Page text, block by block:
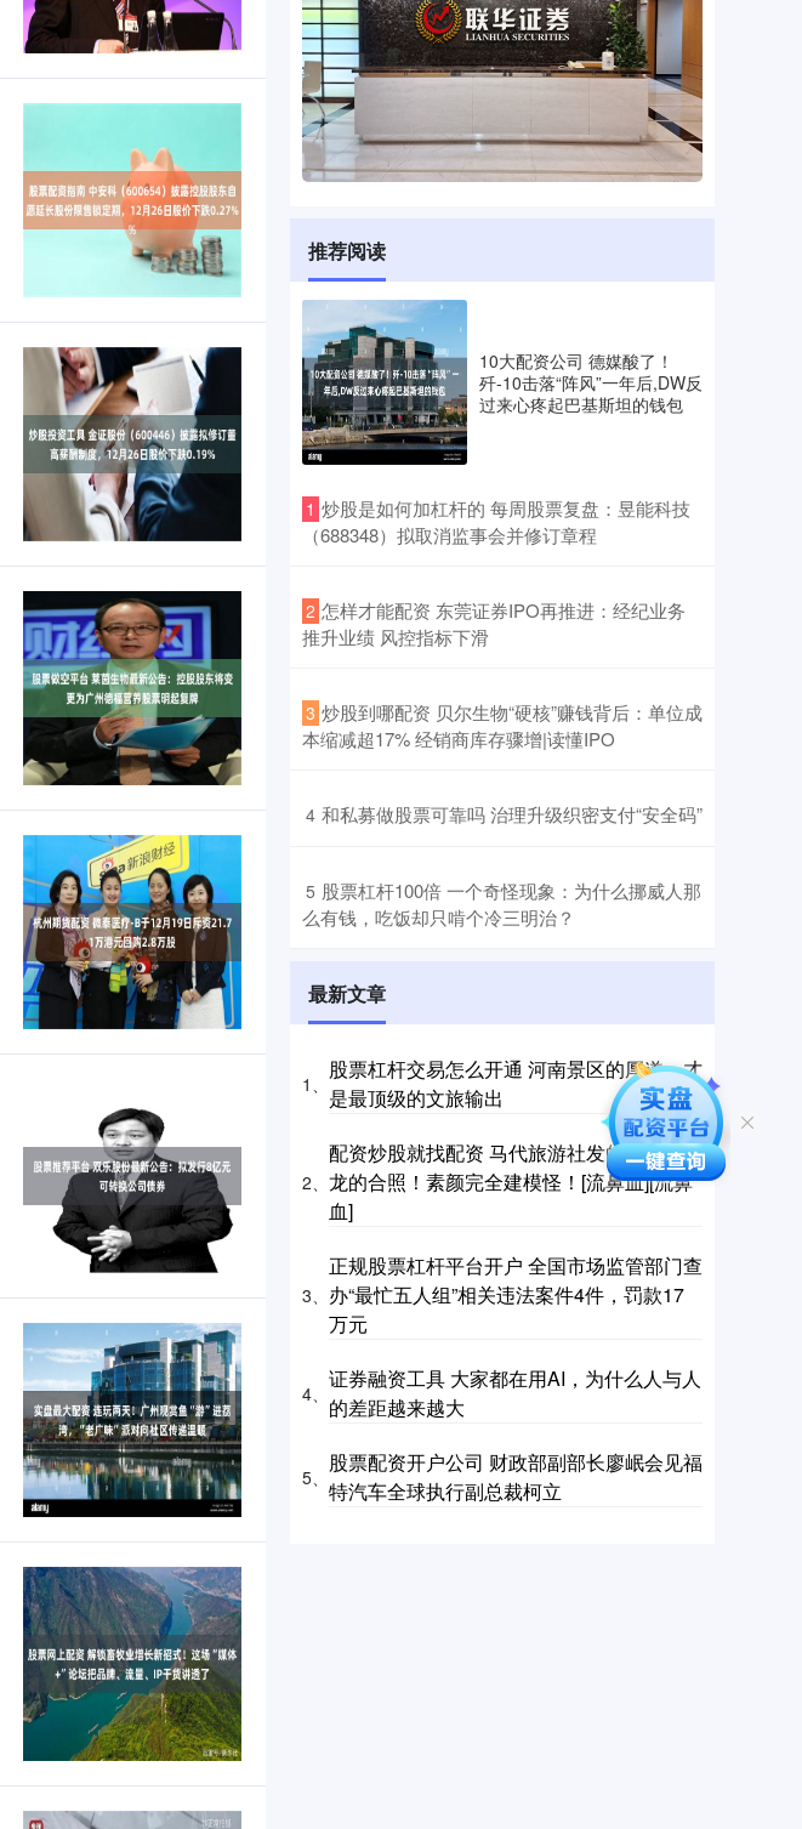
推荐阅读
10大配资公司 德媒酸了！
歼-10击落“阵风”一年后,DW反
过来心疼起巴基斯坦的钱包
1 ​炒股是如何加杠杆的 每周股票复盘：昱能科技
（688348）拟取消监事会并修订章程
2 ​怎样才能配资 东莞证券IPO再推进：经纪业务
推升业绩 风控指标下滑
3 ​炒股到哪配资 贝尔生物“硬核”赚钱背后：单位成
本缩减超17% 经销商库存骤增|读懂IPO
4 ​和私募做股票可靠吗 治理升级织密支付“安全码”
5 ​股票杠杆100倍 一个奇怪现象：为什么挪威人那
么有钱，吃饭却只啃个冷三明治？
最新文章
1、
股票杠杆交易怎么开通 河南景区的厚道，才
是最顶级的文旅输出
2、
配资炒股就找配资 马代旅游社发的和与宋威
龙的合照！素颜完全建模怪！[流鼻血][流鼻
血]
3、
正规股票杠杆平台开户 全国市场监管部门查
办“最忙五人组”相关违法案件4件，罚款17
万元
4、
证券融资工具 大家都在用AI，为什么人与人
的差距越来越大
5、
股票配资开户公司 财政部副部长廖岷会见福
特汽车全球执行副总裁柯立